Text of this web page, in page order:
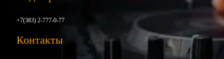
+7(383) 2-777-0-77
Контакты